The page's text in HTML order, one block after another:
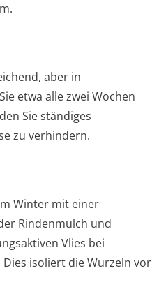
aber in
etwa alle zwei Wochen
Sie ständiges
zu verhindern.
Winter mit einer
Rindenmulch und
Vlies bei
isoliert die Wurzeln vor